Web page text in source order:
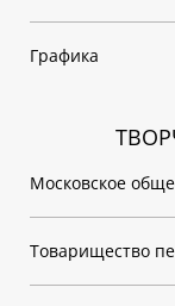
Графика
Московское
Товарищество